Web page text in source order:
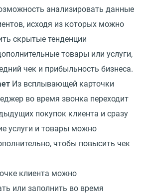
анализировать данные
исходя из которых можно
скрытые тенденции
товары или услуги,
чек и прибыльность бизнеса.
Из всплывающей карточки
во время звонка переходит
покупок клиента и сразу
услуги и товары можно
чтобы повысить чек
клиента можно
или заполнить во время